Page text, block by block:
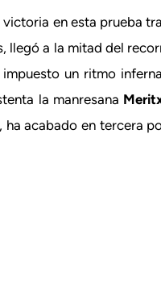
en esta prueba
a la mitad del
un ritmo
la manresana
acabado en tercera